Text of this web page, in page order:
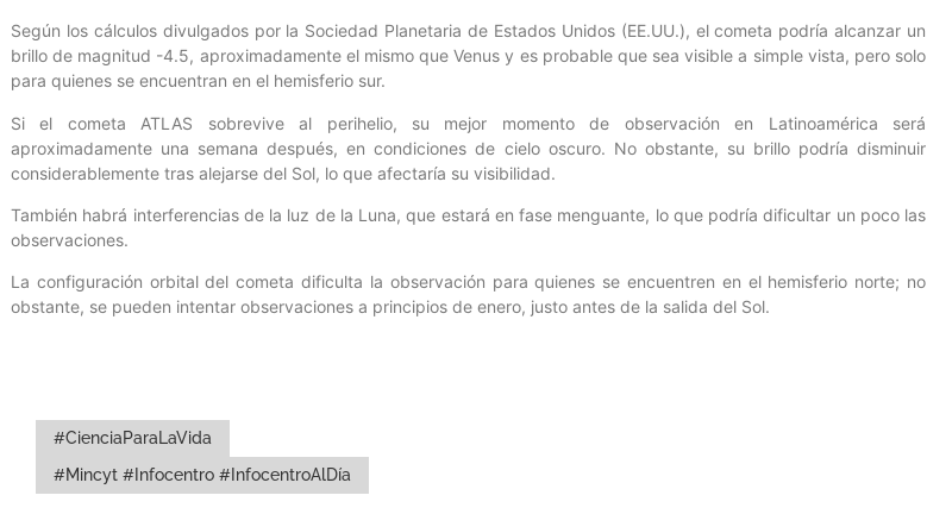
Según los cálculos divulgados por la Sociedad Planetaria de Estados Unidos (EE.UU.), el cometa podría alcanzar un
brillo de magnitud -4.5, aproximadamente el mismo que Venus y es probable que sea visible a simple vista, pero solo
para quienes se encuentran en el hemisferio sur.
Si el cometa ATLAS sobrevive al perihelio, su mejor momento de observación en Latinoamérica será
aproximadamente una semana después, en condiciones de cielo oscuro. No obstante, su brillo podría disminuir
considerablemente tras alejarse del Sol, lo que afectaría su visibilidad.
También habrá interferencias de la luz de la Luna, que estará en fase menguante, lo que podría dificultar un poco las
observaciones.
La configuración orbital del cometa dificulta la observación para quienes se encuentren en el hemisferio norte; no
obstante, se pueden intentar observaciones a principios de enero, justo antes de la salida del Sol.
#CienciaParaLaVida
#Mincyt #Infocentro #InfocentroAlDía